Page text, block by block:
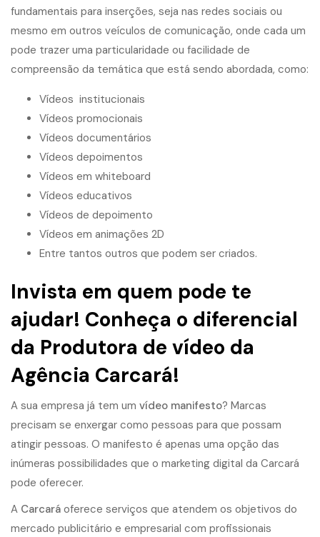
fundamentais para inserções, seja nas redes sociais ou
mesmo em outros veículos de comunicação, onde cada um
pode trazer uma particularidade ou facilidade de
compreensão da temática que está sendo abordada, como:
Vídeos institucionais
Vídeos promocionais
Vídeos documentários
Vídeos depoimentos
Vídeos em whiteboard
Vídeos educativos
Vídeos de depoimento
Vídeos em animações 2D
Entre tantos outros que podem ser criados.
Invista em quem pode te
ajudar! Conheça o diferencial
da Produtora de vídeo da
Agência Carcará!
A sua empresa já tem um vídeo manifesto? Marcas
precisam se enxergar como pessoas para que possam
atingir pessoas. O manifesto é apenas uma opção das
inúmeras possibilidades que o marketing digital da Carcará
pode oferecer.
A Carcará oferece serviços que atendem os objetivos do
mercado publicitário e empresarial com profissionais